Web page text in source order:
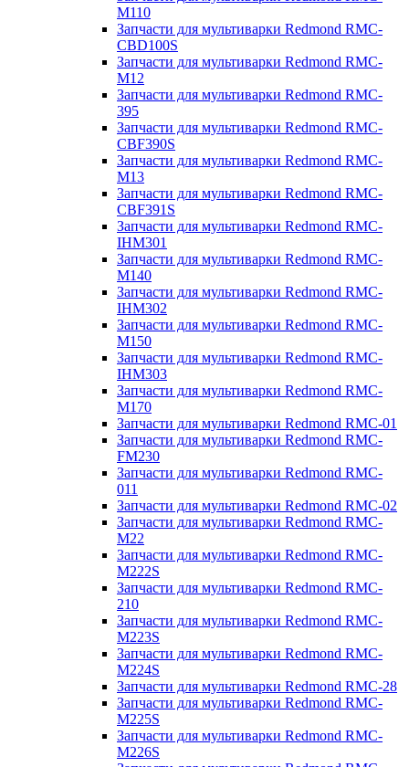
M110
Запчасти для мультиварки Redmond RMC-
CBD100S
Запчасти для мультиварки Redmond RMC-
M12
Запчасти для мультиварки Redmond RMC-
395
Запчасти для мультиварки Redmond RMC-
CBF390S
Запчасти для мультиварки Redmond RMC-
M13
Запчасти для мультиварки Redmond RMC-
CBF391S
Запчасти для мультиварки Redmond RMC-
IHM301
Запчасти для мультиварки Redmond RMC-
M140
Запчасти для мультиварки Redmond RMC-
IHM302
Запчасти для мультиварки Redmond RMC-
M150
Запчасти для мультиварки Redmond RMC-
IHM303
Запчасти для мультиварки Redmond RMC-
M170
Запчасти для мультиварки Redmond RMC-01
Запчасти для мультиварки Redmond RMC-
FM230
Запчасти для мультиварки Redmond RMC-
011
Запчасти для мультиварки Redmond RMC-02
Запчасти для мультиварки Redmond RMC-
M22
Запчасти для мультиварки Redmond RMC-
M222S
Запчасти для мультиварки Redmond RMC-
210
Запчасти для мультиварки Redmond RMC-
M223S
Запчасти для мультиварки Redmond RMC-
M224S
Запчасти для мультиварки Redmond RMC-28
Запчасти для мультиварки Redmond RMC-
M225S
Запчасти для мультиварки Redmond RMC-
M226S